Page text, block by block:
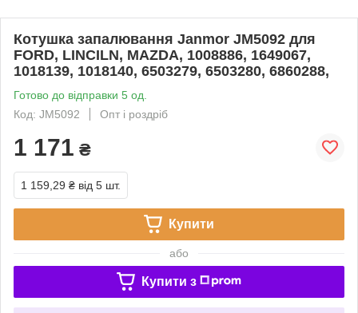
Котушка запалювання Janmor JM5092 для
FORD, LINCILN, MAZDA, 1008886, 1649067,
1018139, 1018140, 6503279, 6503280, 6860288,
Готово до відправки 5 од.
Код: JM5092
Опт і роздріб
1 171 ₴
1 159,29 ₴ від 5 шт.
Купити
або
Купити з